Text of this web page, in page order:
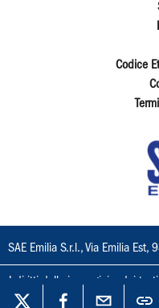
Codice
SAE Emilia S.r.l., Via Emilia
I diritti delle immagini e dei testi
loro riproduzione con